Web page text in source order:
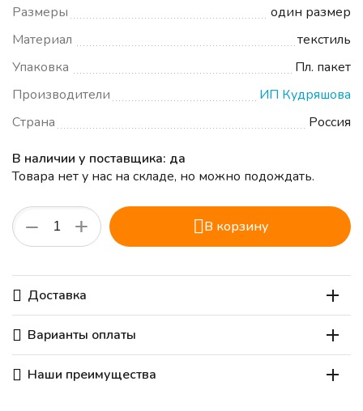
Размеры
один размер
Материал
текстиль
Упаковка
Пл. пакет
Производители
ИП Кудряшова
Страна
Россия
В наличии у поставщика: да
Товара нет у нас на складе, но можно подождать.
+
− В корзину
Доставка
Варианты оплаты
Наши преимущества